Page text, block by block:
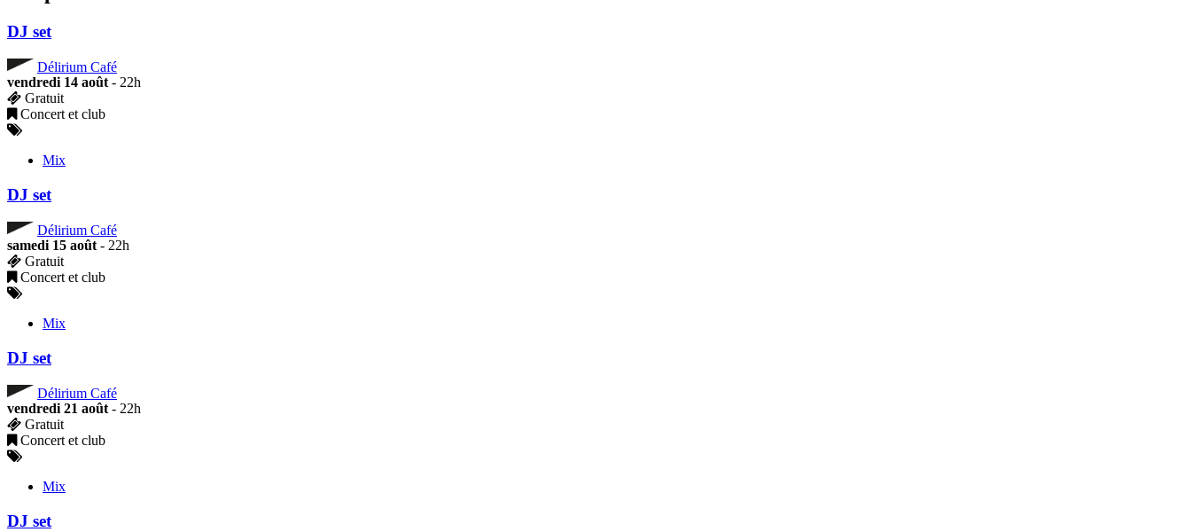
DJ set
Délirium Café
vendredi 14 août- 22h
Gratuit
Concert et club
Mix
DJ set
Délirium Café
samedi 15 août- 22h
Gratuit
Concert et club
Mix
DJ set
Délirium Café
vendredi 21 août- 22h
Gratuit
Concert et club
Mix
DJ set